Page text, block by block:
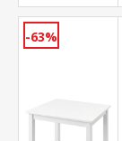
-63%